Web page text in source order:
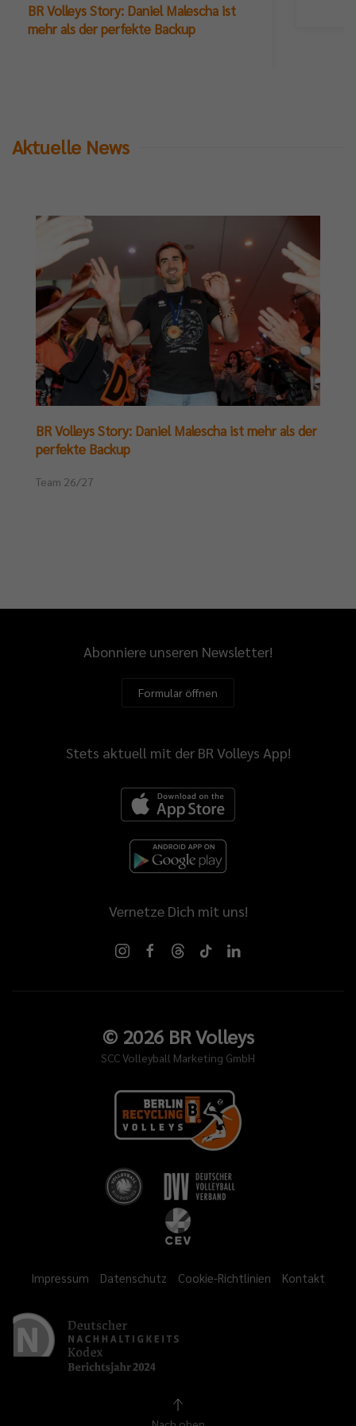
BR Volleys Story: Daniel Malescha ist
mehr als der perfekte Backup
Aktuelle News
BR Volleys Story: Daniel Malescha ist mehr als der
perfekte Backup
Team 26/27
Abonniere unseren Newsletter!
Formular öffnen
Stets aktuell mit der BR Volleys App!
Vernetze Dich mit uns!
© 2026BR Volleys
SCC Volleyball Marketing GmbH
Impressum Datenschutz Cookie-Richtlinien Kontakt